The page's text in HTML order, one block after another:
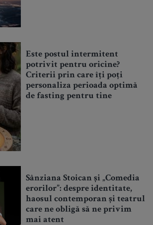
Este postul intermitent
potrivit pentru oricine?
Criterii prin care îți poți
personaliza perioada optimă
de fasting pentru tine
Sânziana Stoican și „Comedia
erorilor”: despre identitate,
haosul contemporan și teatrul
care ne obligă să ne privim
mai atent